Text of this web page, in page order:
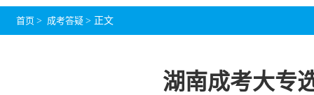
首页 > 成考答疑 > 正文
湖南成考大专